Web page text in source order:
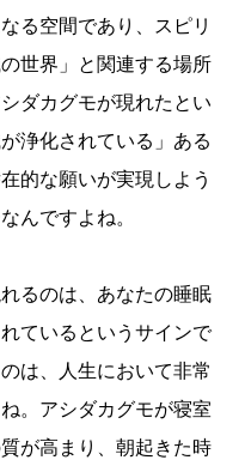
る空間であり、スピリ
世界」と関連する場所
ダカグモが現れたとい
浄化されている」ある
的な願いが実現しよう
んですよね。
るのは、あなたの睡眠
ているというサインで
は、人生において非常
。アシダカグモが寝室
が高まり、朝起きた時